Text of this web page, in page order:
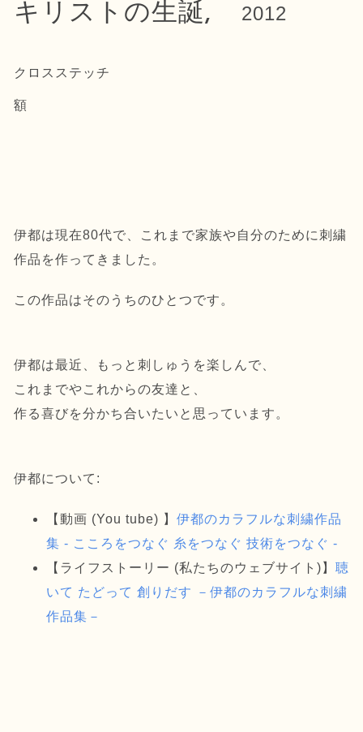
キリストの生誕, 2012
クロスステッチ
額
伊都は現在80代で、これまで家族や自分のために刺繍
作品を作ってきました。
この作品はそのうちのひとつです。
伊都は最近、もっと刺しゅうを楽しんで、
これまでやこれからの友達と、
作る喜びを分かち合いたいと思っています。
伊都について:
【動画 (You tube) 】 伊都のカラフルな刺繍作品
集 - こころをつなぐ 糸をつなぐ 技術をつなぐ -
【ライフストーリー (私たちのウェブサイト)】 聴
いて たどって 創りだす －伊都のカラフルな刺繍
作品集－